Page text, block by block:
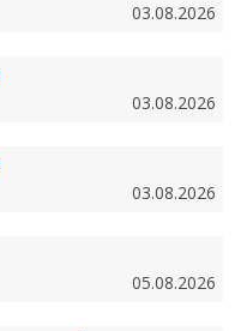
03.08.2026
03.08.2026
03.08.2026
05.08.2026